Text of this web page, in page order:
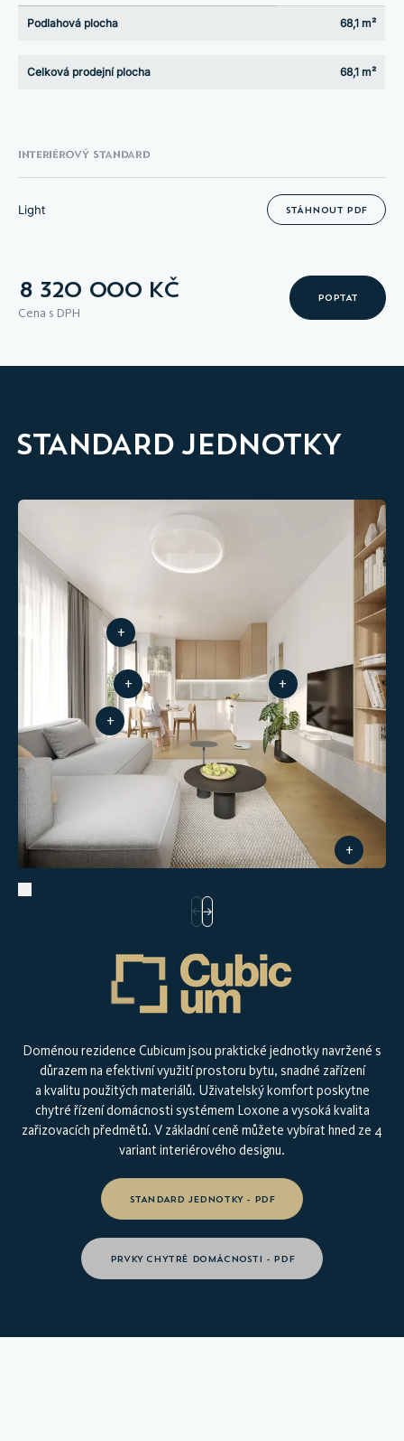
Podlahová plocha 68,1 m²
Celková prodejní plocha 68,1 m²
INTERIÉROVÝ STANDARD
Light STÁHNOUT PDF
8 320 000 KČ
Cena s DPH
POPTAT
STANDARD JEDNOTKY
+
+
+
+
+
Doménou rezidence Cubicum jsou praktické jednotky navržené s
důrazem na efektivní využití prostoru bytu, snadné zařízení
a kvalitu použitých materiálů. Uživatelský komfort poskytne
chytré řízení domácnosti systémem Loxone a vysoká kvalita
zařizovacích předmětů. V základní ceně můžete vybírat hned ze 4
variant interiérového designu.
STANDARD JEDNOTKY - PDF
PRVKY CHYTRÉ DOMÁCNOSTI - PDF
PROHLÉDNĚTE SI SVŮJ NOVÝ